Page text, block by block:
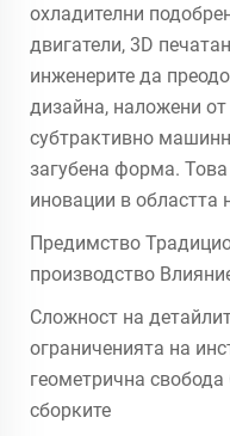
охладителни
двигатели, 3D
инженерите да
дизайна, наложени
субтрактивно
загубена форма.
иновации в областта
Предимство
производство
Сложност на
ограниченията на
геометрична
сборките